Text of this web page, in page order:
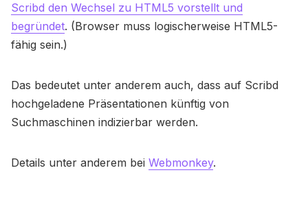
Scribd den Wechsel zu HTML5 vorstellt und
begründet. (Browser muss logischerweise HTML5-
fähig sein.)
Das bedeutet unter anderem auch, dass auf Scribd
hochgeladene Präsentationen künftig von
Suchmaschinen indizierbar werden.
Details unter anderem bei Webmonkey.